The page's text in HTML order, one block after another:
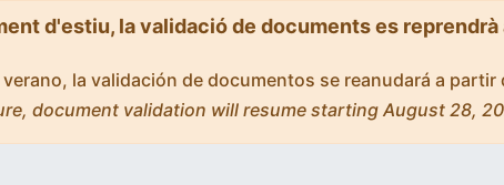
d'estiu, la validació de documents es
la validación de documentos se reanudará a
document validation will resume starting August 28,